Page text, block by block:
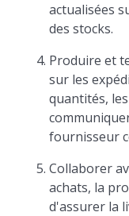
actualisées
des stocks.
Produire et
sur les
quantités,
fournisseur
Collaborer
achats, la
d'assurer la